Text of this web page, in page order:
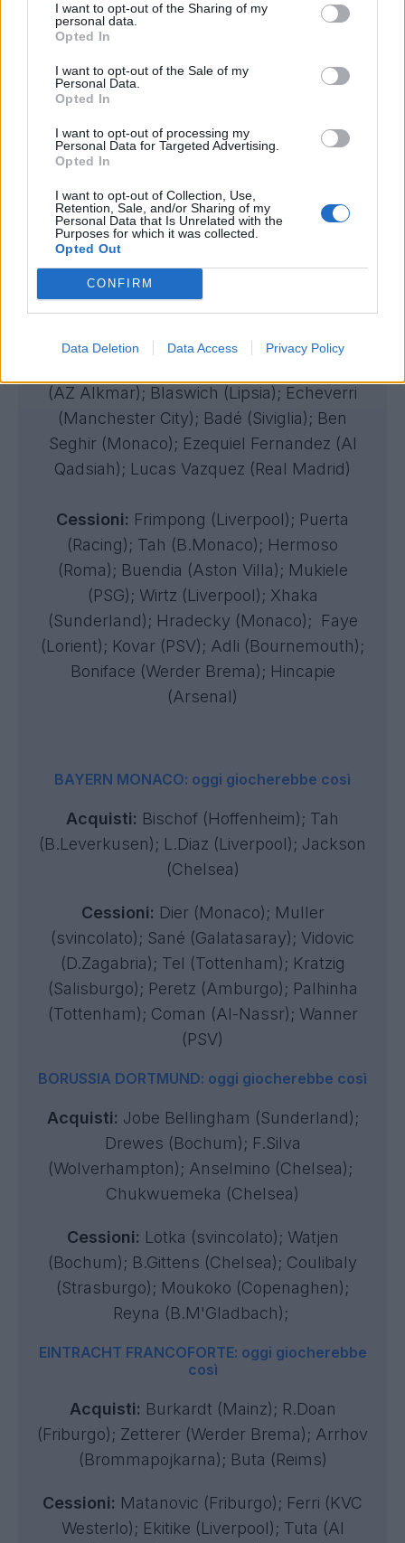
I want to opt-out of the Sharing of my
personal data.
Opted In
I want to opt-out of the Sale of my
Personal Data.
Opted In
I want to opt-out of processing my
Personal Data for Targeted Advertising.
Opted In
I want to opt-out of Collection, Use,
Retention, Sale, and/or Sharing of my
Personal Data that Is Unrelated with the
Purposes for which it was collected.
Opted Out
CONFIRM
Data Deletion Data Access Privacy Policy
(Stoke City); Zouma (svincolato); Antonio
(svincolato); Fabianski (svincolato); Coufal
(Roma); Soler (PSG); Edson Alvarez
(Fenerbahce); Emerson Palmieri (Marsiglia);
Aguerd (Marsiglia)
BUNDESLIGA
BAYER LEVERKUSEN: oggi giocherebbe così
Acquisti:I.Maza (Herta Berlino); Flekken
(Brentford); Tape (PSG); Quansah
(Liverpool); Kofane (Albacete); Tillman
(AZ Alkmar); Blaswich (Lipsia); Echeverri
(Manchester City); Badé (Siviglia); Ben
Seghir (Monaco); Ezequiel Fernandez (Al
Qadsiah); Lucas Vazquez (Real Madrid)
Cessioni: Frimpong (Liverpool); Puerta
(Racing); Tah (B.Monaco); Hermoso
(Roma); Buendia (Aston Villa); Mukiele
(PSG); Wirtz (Liverpool); Xhaka
(Sunderland); Hradecky (Monaco); Faye
(Lorient); Kovar (PSV); Adli (Bournemouth);
Boniface (Werder Brema); Hincapie
(Arsenal)
BAYERN MONACO: oggi giocherebbe così
Acquisti: Bischof (Hoffenheim); Tah
(B.Leverkusen); L.Diaz (Liverpool); Jackson
(Chelsea)
Cessioni: Dier (Monaco); Muller
(svincolato); Sané (Galatasaray); Vidovic
(D.Zagabria); Tel (Tottenham); Kratzig
(Salisburgo); Peretz (Amburgo); Palhinha
(Tottenham); Coman (Al-Nassr); Wanner
(PSV)
BORUSSIA DORTMUND: oggi giocherebbe così
Acquisti: Jobe Bellingham (Sunderland);
Drewes (Bochum); F.Silva
(Wolverhampton); Anselmino (Chelsea);
Chukwuemeka (Chelsea)
Cessioni: Lotka (svincolato); Watjen
(Bochum); B.Gittens (Chelsea); Coulibaly
(Strasburgo); Moukoko (Copenaghen);
Reyna (B.M'Gladbach);
EINTRACHT FRANCOFORTE: oggi giocherebbe
così
Acquisti: Burkardt (Mainz); R.Doan
(Friburgo); Zetterer (Werder Brema); Arrhov
(Brommapojkarna); Buta (Reims)
Cessioni: Matanovic (Friburgo); Ferri (KVC
Westerlo); Ekitike (Liverpool); Tuta (Al